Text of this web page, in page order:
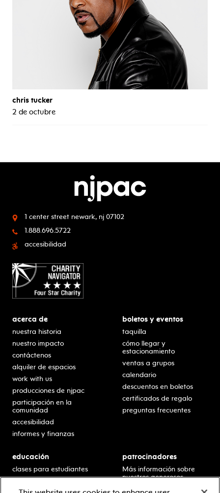
chris tucker
2 de octubre
1 center street newark, nj 07102
1.888.696.5722
accesibilidad
acerca de
nuestra historia
nuestro impacto
contáctenos
alquiler de espacios
work with us
producciones de njpac
participación en la
comunidad
accesibilidad
informes y finanzas
boletos y eventos
taquilla
cómo llegar y
estacionamiento
ventas a grupos
calendario
descuentos en boletos
certificados de regalo
preguntas frecuentes
educación
clases para estudiantes
escolar
patrocinadores
Más información sobre
nuestros generosos